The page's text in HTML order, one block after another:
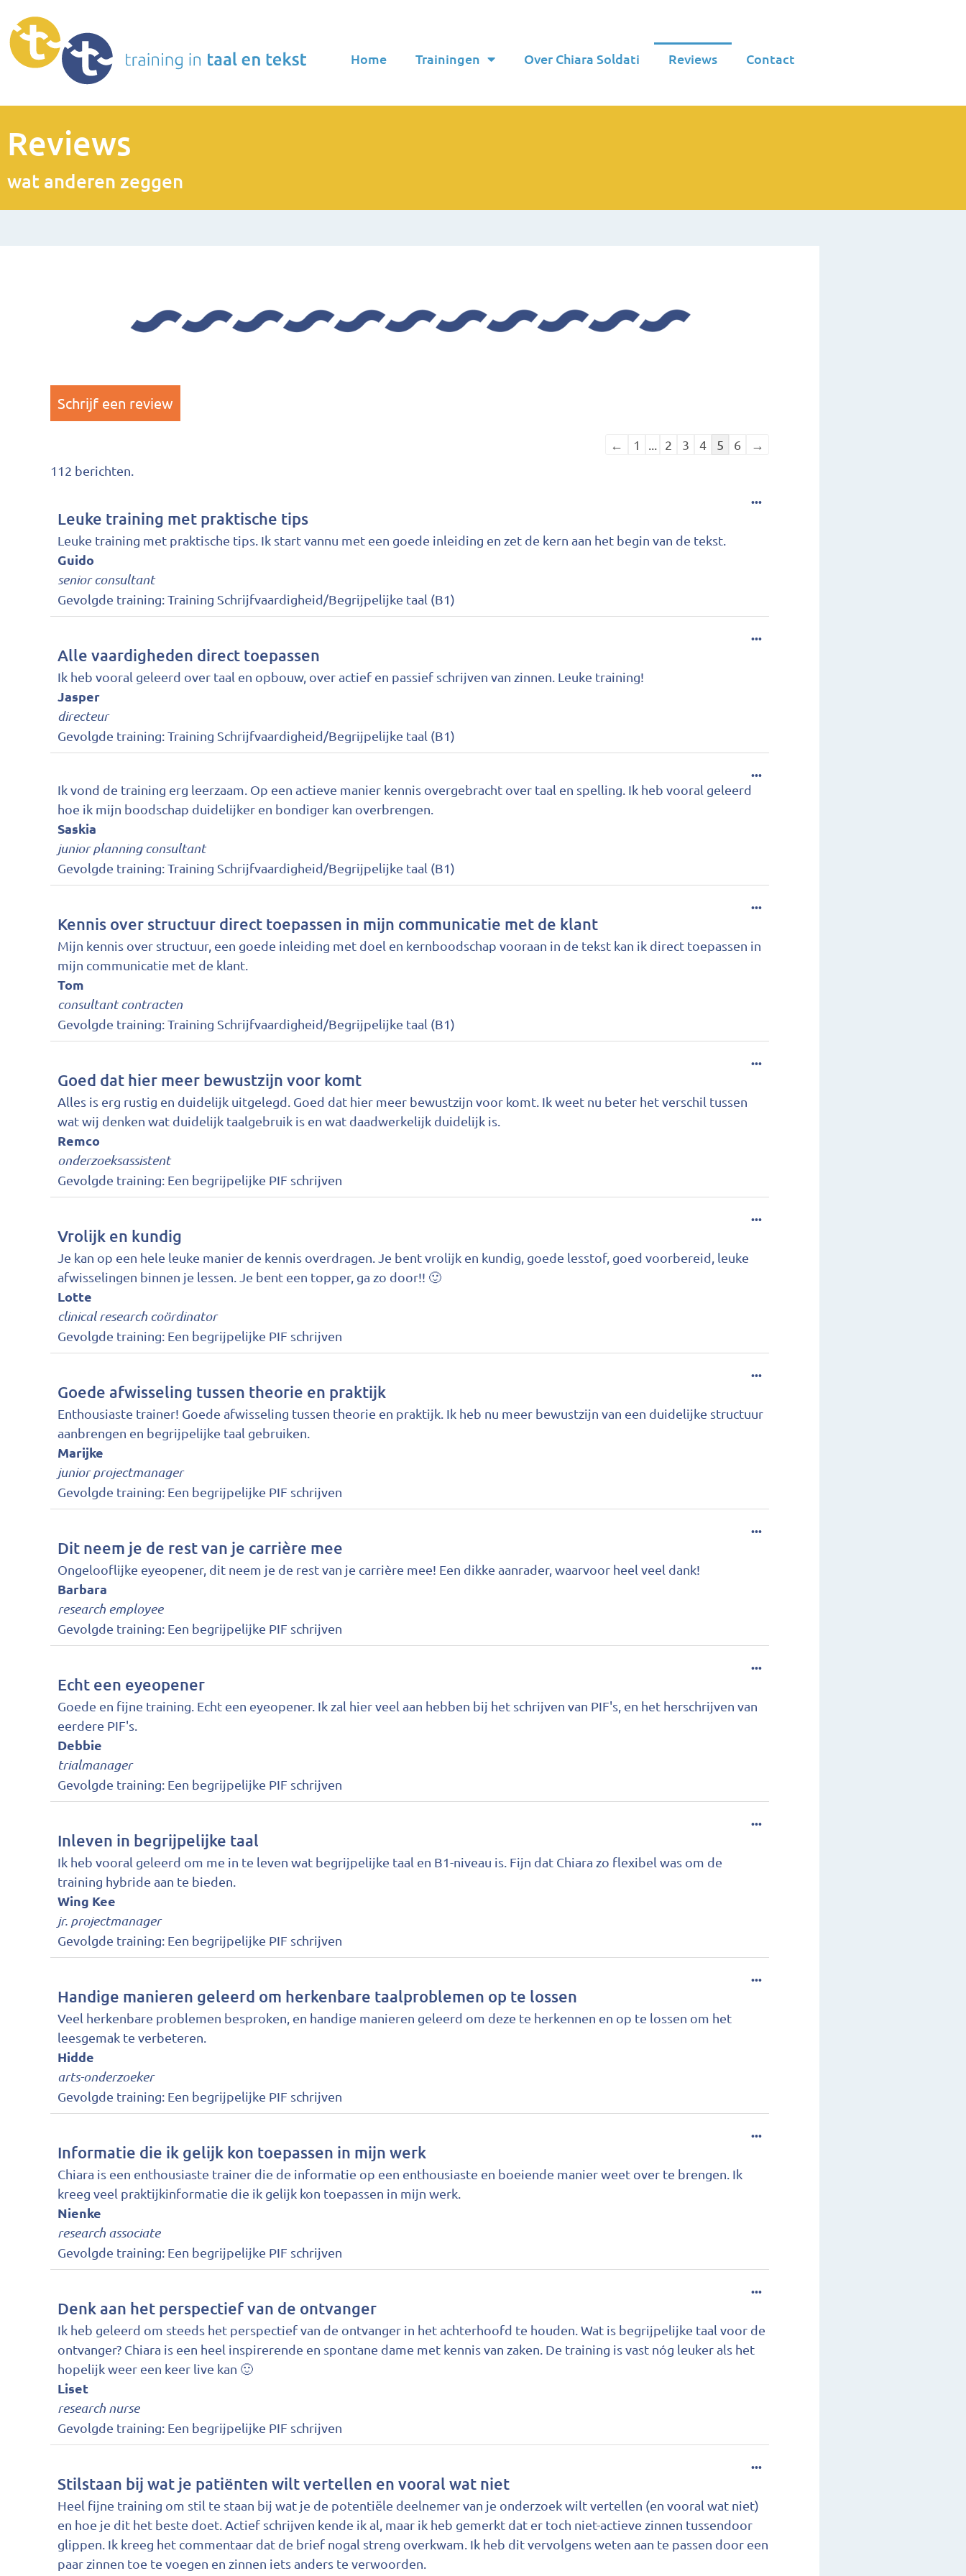
Home Trainingen Over Chiara Soldati Reviews Contact
Reviews
wat anderen zeggen
← 1 ... 2 3 4 5 6
→
112 berichten.
Leuke training met praktische tips
Leuke training met praktische tips. Ik start vannu met een goede inleiding en zet de kern aan het begin van de tekst.
Guido
senior consultant
Gevolgde training:Training Schrijfvaardigheid/Begrijpelijke taal (B1)
...
Alle vaardigheden direct toepassen
Ik heb vooral geleerd over taal en opbouw, over actief en passief schrijven van zinnen. Leuke training!
Jasper
directeur
Gevolgde training:Training Schrijfvaardigheid/Begrijpelijke taal (B1)
...
Ik vond de training erg leerzaam. Op een actieve manier kennis overgebracht over taal en spelling. Ik heb vooral geleerd
hoe ik mijn boodschap duidelijker en bondiger kan overbrengen.
Saskia
junior planning consultant
Gevolgde training:Training Schrijfvaardigheid/Begrijpelijke taal (B1)
...
Kennis over structuur direct toepassen in mijn communicatie met de klant
Mijn kennis over structuur, een goede inleiding met doel en kernboodschap vooraan in de tekst kan ik direct toepassen in
mijn communicatie met de klant.
Tom
consultant contracten
Gevolgde training:Training Schrijfvaardigheid/Begrijpelijke taal (B1)
...
Goed dat hier meer bewustzijn voor komt
Alles is erg rustig en duidelijk uitgelegd. Goed dat hier meer bewustzijn voor komt. Ik weet nu beter het verschil tussen
wat wij denken wat duidelijk taalgebruik is en wat daadwerkelijk duidelijk is.
Remco
onderzoeksassistent
Gevolgde training: Een begrijpelijke PIF schrijven
...
Vrolijk en kundig
Je kan op een hele leuke manier de kennis overdragen. Je bent vrolijk en kundig, goede lesstof, goed voorbereid, leuke
afwisselingen binnen je lessen. Je bent een topper, ga zo door!! 🙂
Lotte
clinical research coördinator
Gevolgde training: Een begrijpelijke PIF schrijven
...
Goede afwisseling tussen theorie en praktijk
Enthousiaste trainer! Goede afwisseling tussen theorie en praktijk. Ik heb nu meer bewustzijn van een duidelijke structuur
aanbrengen en begrijpelijke taal gebruiken.
Marijke
junior projectmanager
Gevolgde training: Een begrijpelijke PIF schrijven
...
Dit neem je de rest van je carrière mee
Ongelooflijke eyeopener, dit neem je de rest van je carrière mee! Een dikke aanrader, waarvoor heel veel dank!
Barbara
research employee
Gevolgde training: Een begrijpelijke PIF schrijven
...
Echt een eyeopener
Goede en fijne training. Echt een eyeopener. Ik zal hier veel aan hebben bij het schrijven van PIF's, en het herschrijven van
eerdere PIF's.
Debbie
trialmanager
Gevolgde training: Een begrijpelijke PIF schrijven
...
Inleven in begrijpelijke taal
Ik heb vooral geleerd om me in te leven wat begrijpelijke taal en B1-niveau is. Fijn dat Chiara zo flexibel was om de
training hybride aan te bieden.
Wing Kee
jr. projectmanager
Gevolgde training: Een begrijpelijke PIF schrijven
...
Handige manieren geleerd om herkenbare taalproblemen op te lossen
Veel herkenbare problemen besproken, en handige manieren geleerd om deze te herkennen en op te lossen om het
leesgemak te verbeteren.
Hidde
arts-onderzoeker
Gevolgde training: Een begrijpelijke PIF schrijven
...
Informatie die ik gelijk kon toepassen in mijn werk
Chiara is een enthousiaste trainer die de informatie op een enthousiaste en boeiende manier weet over te brengen. Ik
kreeg veel praktijkinformatie die ik gelijk kon toepassen in mijn werk.
Nienke
research associate
Gevolgde training: Een begrijpelijke PIF schrijven
...
Denk aan het perspectief van de ontvanger
Ik heb geleerd om steeds het perspectief van de ontvanger in het achterhoofd te houden. Wat is begrijpelijke taal voor de
ontvanger? Chiara is een heel inspirerende en spontane dame met kennis van zaken. De training is vast nóg leuker als het
hopelijk weer een keer live kan 🙂
Liset
research nurse
Gevolgde training: Een begrijpelijke PIF schrijven
...
Stilstaan bij wat je patiënten wilt vertellen en vooral wat niet
Heel fijne training om stil te staan bij wat je de potentiële deelnemer van je onderzoek wilt vertellen (en vooral wat niet)
en hoe je dit het beste doet. Actief schrijven kende ik al, maar ik heb gemerkt dat er toch niet-actieve zinnen tussendoor
glippen. Ik kreeg het commentaar dat de brief nogal streng overkwam. Ik heb dit vervolgens weten aan te passen door een
paar zinnen toe te voegen en zinnen iets anders te verwoorden.
...